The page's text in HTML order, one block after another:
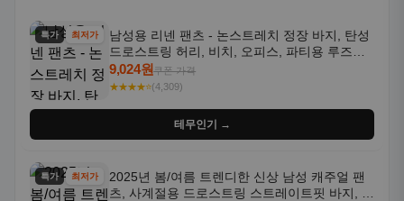
특가 최저가
남성용 리넨 팬츠 - 논스트레치 정장 바지, 탄성
드로스트링 허리, 비치, 오피스, 파티용 루즈핏
트라우저 - 세탁기 사용 가능한 캐주얼 정장 의
상
9,024원쿠폰 가격
★★★★⭐(4,309)
테무인기 →
특가 최저가
2025년 봄/여름 트렌디한 신상 남성 캐주얼 팬
츠, 사계절용 드로스트링 스트레이트핏 바지, 한